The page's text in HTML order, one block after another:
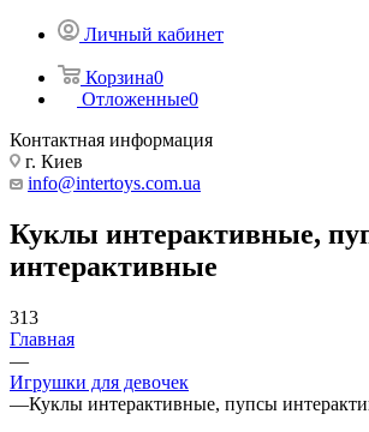
Личный кабинет
Корзина0
Отложенные0
Контактная информация
г. Киев
info@intertoys.com.ua
Куклы интерактивные,
интерактивные
313
Главная
—
Игрушки для девочек
—Куклы интерактивные, пупсы